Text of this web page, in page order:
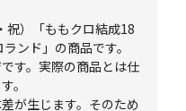
）「ももクロ結成18
ンド」の商品です。
す。実際の商品とは仕
。
が生じます。そのため